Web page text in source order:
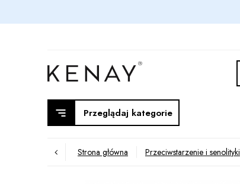
Przeglądaj kategorie
Strona główna Przeciwstarzenie i senolityki